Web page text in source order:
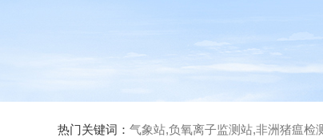
热门关键词： 气象站,负氧离子监测站,非洲猪瘟检测仪,